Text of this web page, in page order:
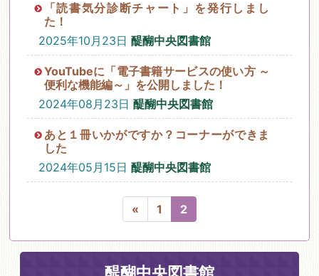
「読書気分診断チャート」を発行しまし
た！
2025年10月23日 醍醐中央図書館
YouTubeに「電子書籍サービスの使い方 ～
便利な機能編～」を公開しました！
2024年08月23日 醍醐中央図書館
あと１冊いかがですか？コーナーができま
した
2024年05月15日 醍醐中央図書館
« 1 2